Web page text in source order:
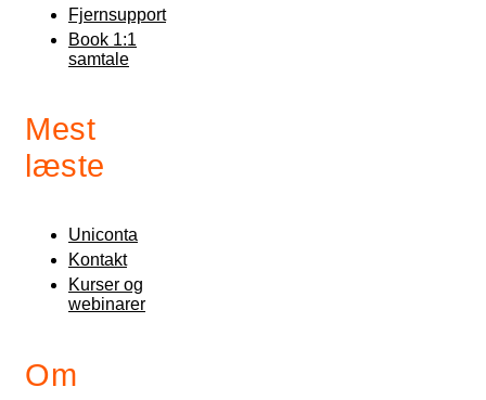
Fjernsupport
Book 1:1
samtale
Mest
læste
Uniconta
Kontakt
Kurser og
webinarer
Om